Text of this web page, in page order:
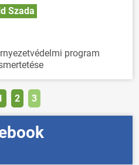
Szada
program
2 3